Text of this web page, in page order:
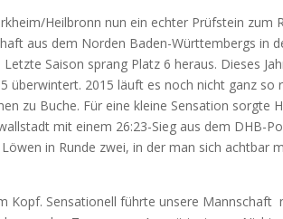
Heilbronn nun ein echter Prüfstein zum
aus dem Norden Baden-Württembergs in
Saison sprang Platz 6 heraus. Dieses
überwintert. 2015 läuft es noch nicht ganz so
zu Buche. Für eine kleine Sensation sorgte
mit einem 26:23-Sieg aus dem DHB-
in Runde zwei, in der man sich achtbar
Kopf. Sensationell führte unsere Mannschaft